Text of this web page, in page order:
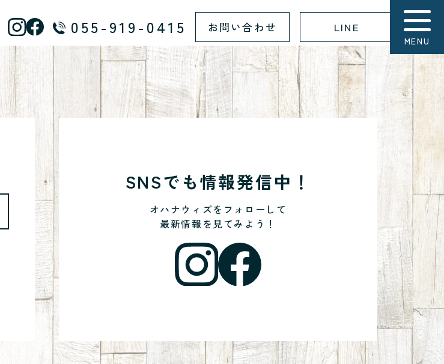
055-919-0415 お問い合わせ LINE
MENU
SNSでも情報発信中！
オハナウィズをフォローして
最新情報を見てみよう！